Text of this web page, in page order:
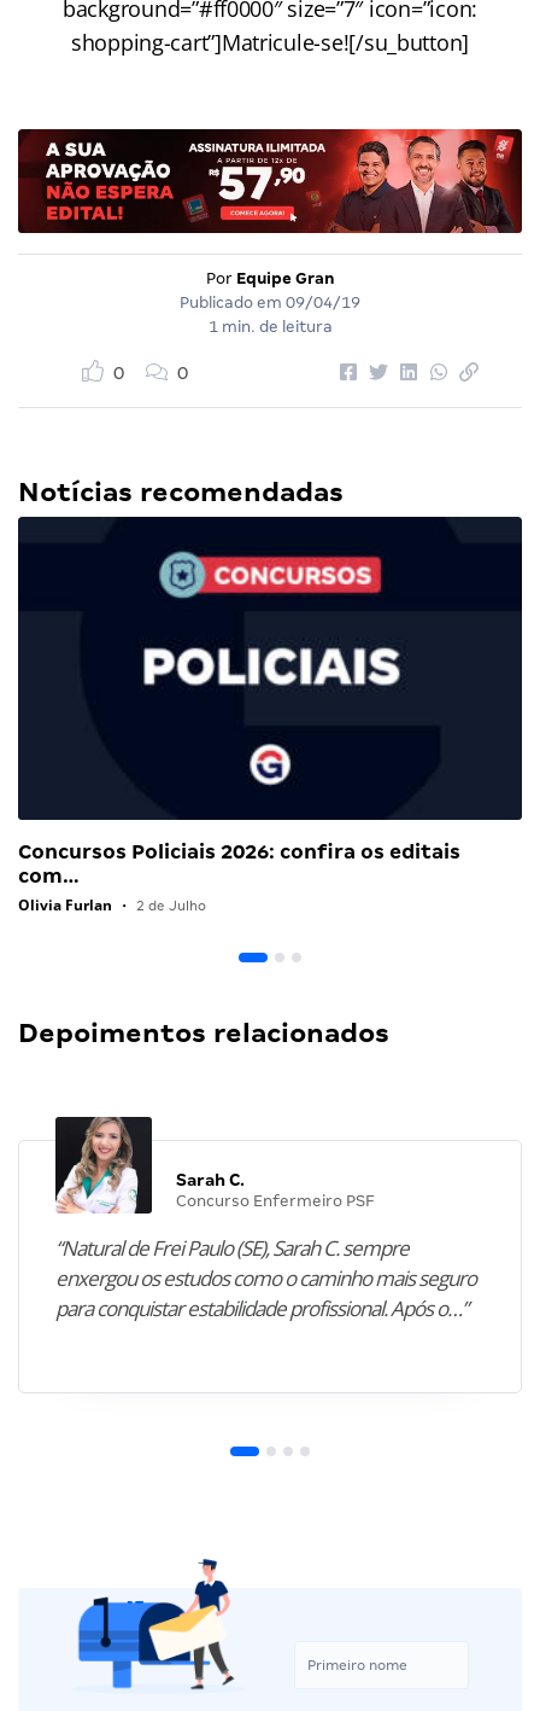
background=”#ff0000″ size=”7″ icon=”icon:
shopping-cart”]Matricule-se![/su_button]
Por Equipe Gran
Publicado em 09/04/19
1 min. de leitura
0 0
Notícias recomendadas
Concursos Policiais 2026: confira os editais
com…
Olivia Furlan • 2 de Julho
Depoimentos relacionados
Sarah C.
Concurso Enfermeiro PSF
“Natural de Frei Paulo (SE), Sarah C. sempre
enxergou os estudos como o caminho mais seguro
para conquistar estabilidade profissional. Após o…”